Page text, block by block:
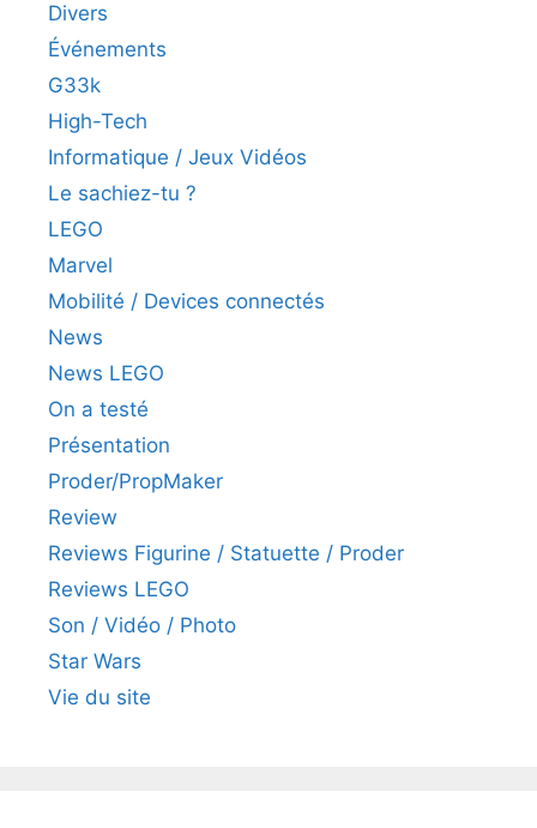
Divers
Événements
G33k
High-Tech
Informatique / Jeux Vidéos
Le sachiez-tu ?
LEGO
Marvel
Mobilité / Devices connectés
News
News LEGO
On a testé
Présentation
Proder/PropMaker
Review
Reviews Figurine / Statuette / Proder
Reviews LEGO
Son / Vidéo / Photo
Star Wars
Vie du site